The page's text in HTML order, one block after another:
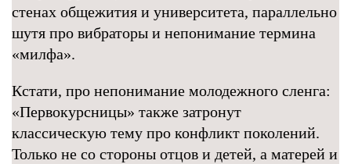
стенах общежития и университета, параллельно
шутя про вибраторы и непонимание термина
«милфа».
Кстати, про непонимание молодежного сленга:
«Первокурсницы» также затронут
классическую тему про конфликт поколений.
Только не со стороны отцов и детей, а матерей и